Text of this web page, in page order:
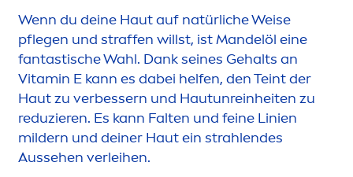
Wenn du deine Haut auf natürliche Weise
pflegen und straffen willst, ist Mandelöl eine
fantastische Wahl. Dank seines Gehalts an
Vitamin E kann es dabei helfen, den Teint der
Haut zu verbessern und Hautunreinheiten zu
reduzieren. Es kann Falten und feine Linien
mildern und deiner Haut ein strahlendes
Aussehen verleihen.